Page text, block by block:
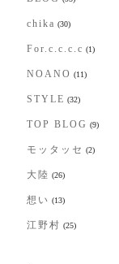
chika (30)
For.c.c.c.c (1)
NOANO (11)
STYLE (32)
TOP BLOG (9)
モッタッセ (2)
大陸 (26)
想い (13)
江野村 (25)